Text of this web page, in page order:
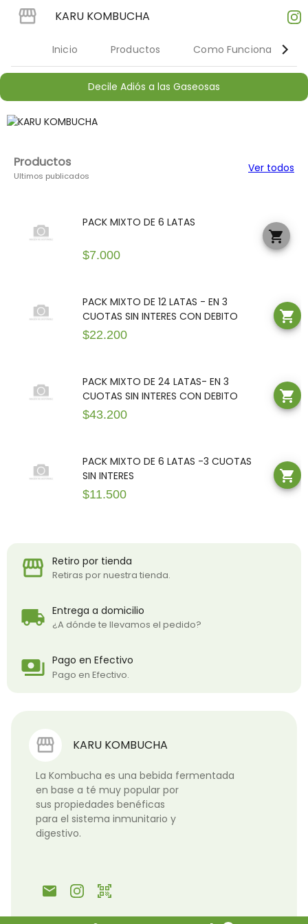
KARU KOMBUCHA
Inicio Productos Como Funciona
Decile Adiós a las Gaseosas
Productos
Ultimos publicados
Ver todos
PACK MIXTO DE 6 LATAS
$7.000
shopping_cart
PACK MIXTO DE 12 LATAS - EN 3
CUOTAS SIN INTERES CON DEBITO
$22.200
shopping_cart
PACK MIXTO DE 24 LATAS- EN 3
CUOTAS SIN INTERES CON DEBITO
$43.200
shopping_cart
PACK MIXTO DE 6 LATAS -3 CUOTAS
SIN INTERES
$11.500
shopping_cart
storefront Retiro por tienda
Retiras por nuestra tienda.
local_shipping Entrega a domicilio
¿A dónde te llevamos el pedido?
payments Pago en Efectivo
Pago en Efectivo.
KARU KOMBUCHA
La Kombucha es una bebida fermentada
en base a té muy popular por
sus propiedades benéficas
para el sistema inmunitario y
digestivo.
email qr_code_scanner